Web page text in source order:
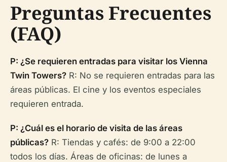
Preguntas Frecuentes
(FAQ)
P: ¿Se requieren entradas para visitar los Vienna
Twin Towers? R: No se requieren entradas para las
áreas públicas. El cine y los eventos especiales
requieren entrada.
P: ¿Cuál es el horario de visita de las áreas
públicas? R: Tiendas y cafés: de 9:00 a 22:00
todos los días. Áreas de oficinas: de lunes a